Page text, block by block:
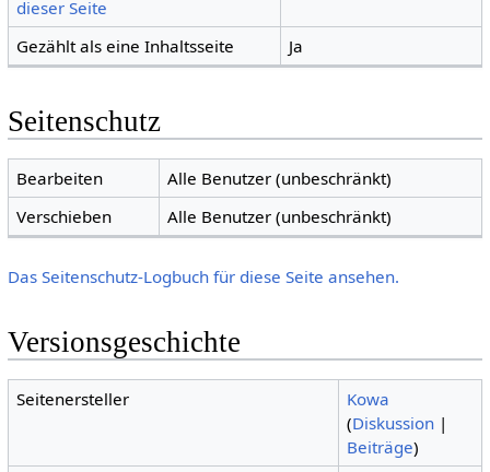
dieser Seite
Gezählt als eine Inhaltsseite Ja
Seitenschutz
Bearbeiten
Alle Benutzer (unbeschränkt)
Verschieben
Alle Benutzer (unbeschränkt)
Das Seitenschutz-Logbuch für diese Seite ansehen.
Versionsgeschichte
Seitenersteller
Kowa
(Diskussion |
Beiträge)